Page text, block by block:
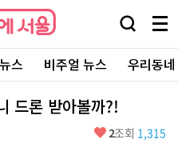
검
창
열
기
메
뉴
전
체
보
스 비주얼 뉴스 우리동
드론 받아볼까?!
좋
2조회 1,315